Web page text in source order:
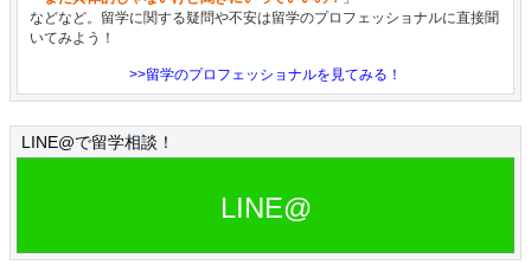
などなど。留学に関する疑問や不安は留学のプロフェッショナルに直接聞
いてみよう！
>>留学のプロフェッショナルを見てみる！
LINE@で留学相談！
LINE@